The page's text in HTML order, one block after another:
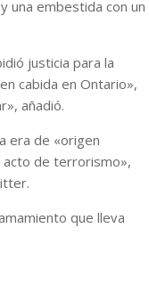
una embestida con un
justicia para la
cabida en Ontario»,
añadió.
era de «origen
acto de terrorismo»,
que lleva